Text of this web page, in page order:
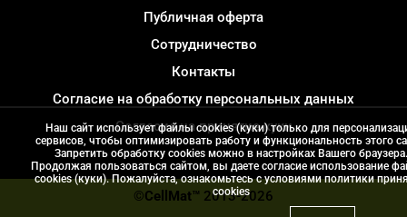
Публичная оферта
Сотрудничество
Контакты
Согласие на обработку персональных данных
Соглаcие на принятие куки
Карта сайта
©CellMat™ 2013-2026
Наш сайт использует файлы cookies (куки) только для
сервисов, чтобы оптимизировать работу и функциональность этого
Запретить обработку cookies можно в настройках Вашего браузера.
Продолжая пользоваться сайтом, вы даете согласие использование
cookies (куки). Пожалуйста, ознакомьтесь с условиями политики
сookies